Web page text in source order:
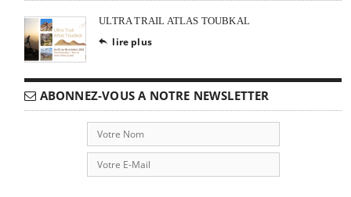
ULTRA TRAIL ATLAS TOUBKAL
 lire plus
ABONNEZ-VOUS A NOTRE NEWSLETTER